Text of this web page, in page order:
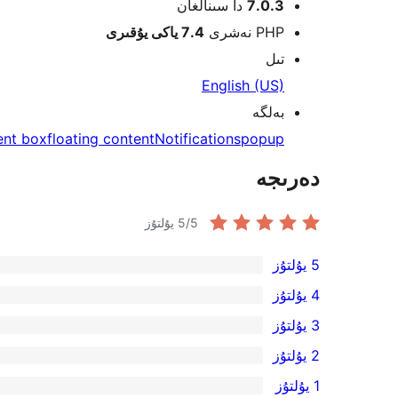
7.0.3 دا سىنالغان
PHP نەشرى
7.4 ياكى يۇقىرى
تىل
English (US)
بەلگە
boxfloating contentNotificationspopup
دەرىجە
5/5 يۇلتۇز
1
5-
يۇلتۇز
باھالاش
5 يۇلتۇز
4-
يۇلتۇز
باھالاش
4 يۇلتۇز
0
3-
يۇلتۇز
3 يۇلتۇز
2-
2 يۇلتۇز
1 يۇلتۇز